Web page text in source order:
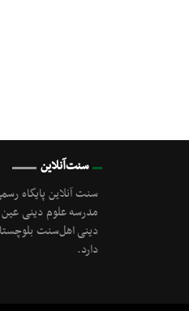
سنت‌آنلاین
سنت آنلاین پایگاه
مدرسه علوم دینی
دارد.